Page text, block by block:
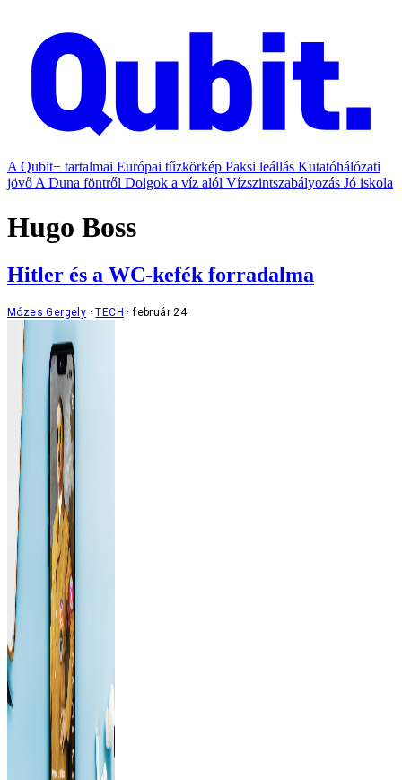
A Qubit+ tartalmai Európai tűzkörkép Paksi leállás Kutatóhálózati
jövő A Duna föntről Dolgok a víz alól Vízszintszabályozás Jó iskola
Hugo Boss
Hitler és a WC-kefék forradalma
Mózes Gergely TECH február 24.